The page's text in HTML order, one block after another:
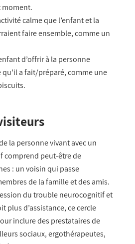
moment.
calme que l’enfant et la
faire ensemble, comme un
d’offrir à la personne
a fait/préparé, comme une
la personne vivant avec un
comprend peut-être de
: un voisin qui passe
de la famille et des amis.
du trouble neurocognitif et
plus d’assistance, ce cercle
inclure des prestataires de
sociaux, ergothérapeutes,